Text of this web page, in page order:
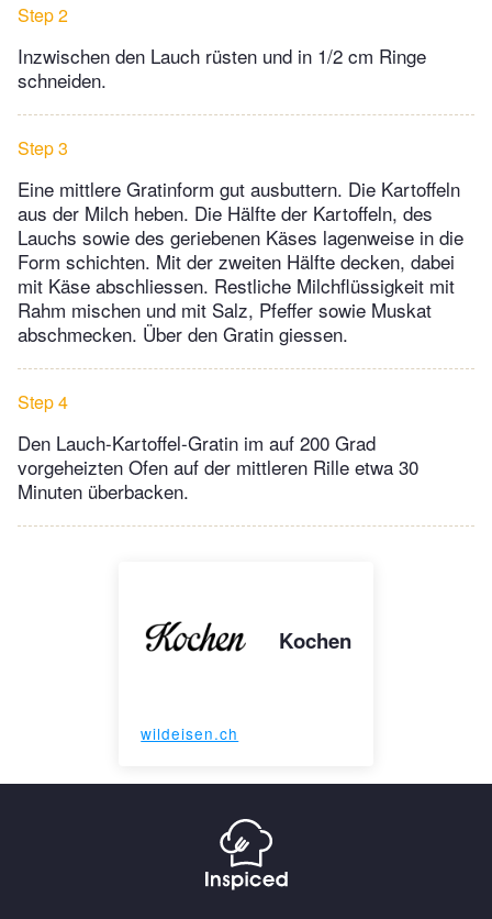
Step 2
Inzwischen den Lauch rüsten und in 1/2 cm Ringe
schneiden.
Step 3
Eine mittlere Gratinform gut ausbuttern. Die Kartoffeln
aus der Milch heben. Die Hälfte der Kartoffeln, des
Lauchs sowie des geriebenen Käses lagenweise in die
Form schichten. Mit der zweiten Hälfte decken, dabei
mit Käse abschliessen. Restliche Milchflüssigkeit mit
Rahm mischen und mit Salz, Pfeffer sowie Muskat
abschmecken. Über den Gratin giessen.
Step 4
Den Lauch-Kartoffel-Gratin im auf 200 Grad
vorgeheizten Ofen auf der mittleren Rille etwa 30
Minuten überbacken.
Kochen
wildeisen.ch